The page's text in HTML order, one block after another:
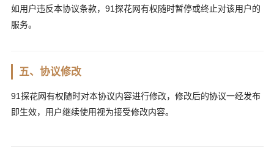
如用户违反本协议条款，91探花网有权随时暂停或终止对该用户的
服务。
五、协议修改
91探花网有权随时对本协议内容进行修改，修改后的协议一经发布
即生效，用户继续使用视为接受修改内容。